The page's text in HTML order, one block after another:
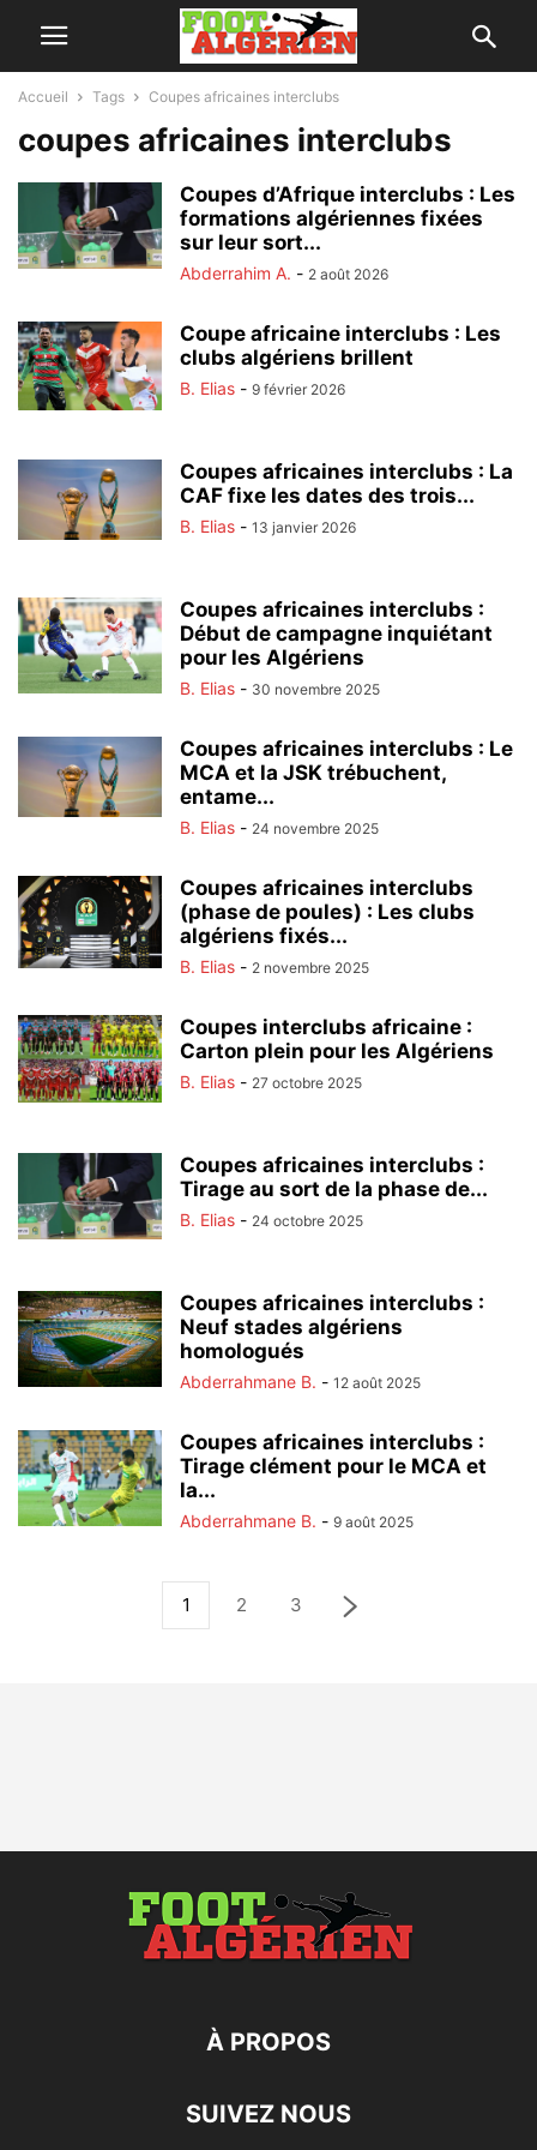
Accueil Tags Coupes africaines interclubs
coupes africaines interclubs
Coupes d’Afrique interclubs : Les
formations algériennes fixées
sur leur sort...
Abderrahim A. - 2 août 2026
Coupe africaine interclubs : Les
clubs algériens brillent
B. Elias - 9 février 2026
Coupes africaines interclubs : La
CAF fixe les dates des trois...
B. Elias - 13 janvier 2026
Coupes africaines interclubs :
Début de campagne inquiétant
pour les Algériens
B. Elias - 30 novembre 2025
Coupes africaines interclubs : Le
MCA et la JSK trébuchent,
entame...
B. Elias - 24 novembre 2025
Coupes africaines interclubs
(phase de poules) : Les clubs
algériens fixés...
B. Elias - 2 novembre 2025
Coupes interclubs africaine :
Carton plein pour les Algériens
B. Elias - 27 octobre 2025
Coupes africaines interclubs :
Tirage au sort de la phase de...
B. Elias - 24 octobre 2025
Coupes africaines interclubs :
Neuf stades algériens
homologués
Abderrahmane B. - 12 août 2025
Coupes africaines interclubs :
Tirage clément pour le MCA et
la...
Abderrahmane B. - 9 août 2025
1 2 3
À PROPOS
SUIVEZ NOUS